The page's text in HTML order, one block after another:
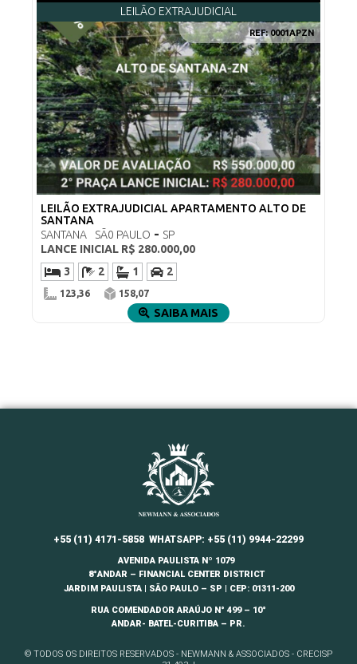
LEILÃO EXTRAJUDICIAL
REF:0001APZN
LEILÃO EXTRAJUDICIAL APARTAMENTO ALTO DE
SANTANA
SANTANA
SÃ0 PAULO - SP
LANCE INICIAL R$ 280.000,00
3
2 1 2
123,36 158,07
SAIBA MAIS
+55 (11) 4171-5858 WHATSAPP: +55 (11) 9944-22299
AVENIDA PAULISTA Nº 1079
8°ANDAR – FINANCIAL CENTER DISTRICT
JARDIM PAULISTA | SÃO PAULO – SP | CEP: 01311-200
RUA COMENDADOR ARAÚJO N° 499 – 10°
ANDAR- BATEL-CURITIBA – PR.
© TODOS OS DIREITOS RESERVADOS - NEWMANN & ASSOCIADOS - CRECISP